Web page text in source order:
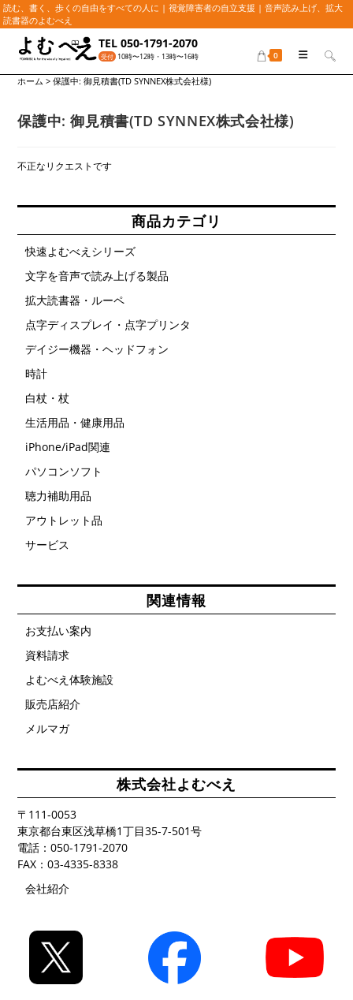
読む、書く、歩くの自由をすべての人に | 視覚障害者の自立支援 | 音声読み上げ、拡大
読書器のよむべえ
TEL 050-1791-2070
受付 10時〜12時・13時〜16時 0
ホーム >保護中: 御見積書(TD SYNNEX株式会社様)
保護中: 御見積書(TD SYNNEX株式会社様)
不正なリクエストです
商品カテゴリ
快速よむべえシリーズ
文字を音声で読み上げる製品
拡大読書器・ルーペ
点字ディスプレイ・点字プリンタ
デイジー機器・ヘッドフォン
時計
白杖・杖
生活用品・健康用品
iPhone/iPad関連
パソコンソフト
聴力補助用品
アウトレット品
サービス
関連情報
お支払い案内
資料請求
よむべえ体験施設
販売店紹介
メルマガ
株式会社よむべえ
〒111-0053
東京都台東区浅草橋1丁目35-7-501号
電話：050-1791-2070
FAX：03-4335-8338
会社紹介